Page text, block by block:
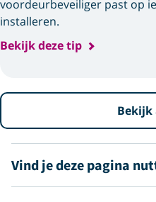
voordeurbeveiliger past op
installeren.
Bekijk deze tip
Bekijk
Vind je deze pagina